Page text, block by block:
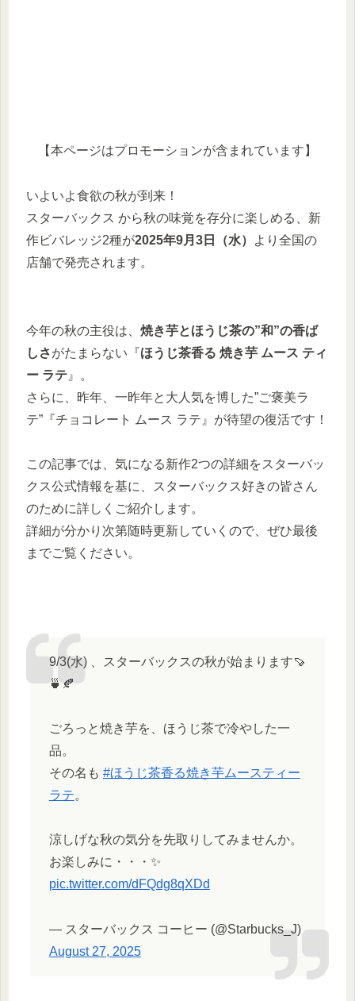
【本ページはプロモーションが含まれています】
いよいよ食欲の秋が到来！
スターバックス から秋の味覚を存分に楽しめる、新
作ビバレッジ2種が2025年9月3日（水）
より全国の
店舗で発売されます。
今年の秋の主役は、 焼き芋とほうじ茶の”和”の香ば
しさがたまらない『ほうじ茶香る 焼き芋 ムース ティ
ー ラテ 』。
さらに、昨年、一昨年と大人気を博した”ご褒美ラ
テ”『チョコレート ムース ラテ』が待望の復活です！
この記事では、気になる新作2つの詳細をスターバッ
クス公式情報を基に、スターバックス好きの皆さん
のために詳しくご紹介します。
詳細が分かり次第随時更新していくので、ぜひ最後
までご覧ください。
9/3(水) 、スターバックスの秋が始まります🍠
🍵🍂
ごろっと焼き芋を、ほうじ茶で冷やした一
品。
その名も #ほうじ茶香る焼き芋ムースティー
ラテ。
涼しげな秋の気分を先取りしてみませんか。
お楽しみに・・・✨
pic.twitter.com/dFQdg8qXDd
— スターバックス コーヒー (@Starbucks_J)
August 27, 2025